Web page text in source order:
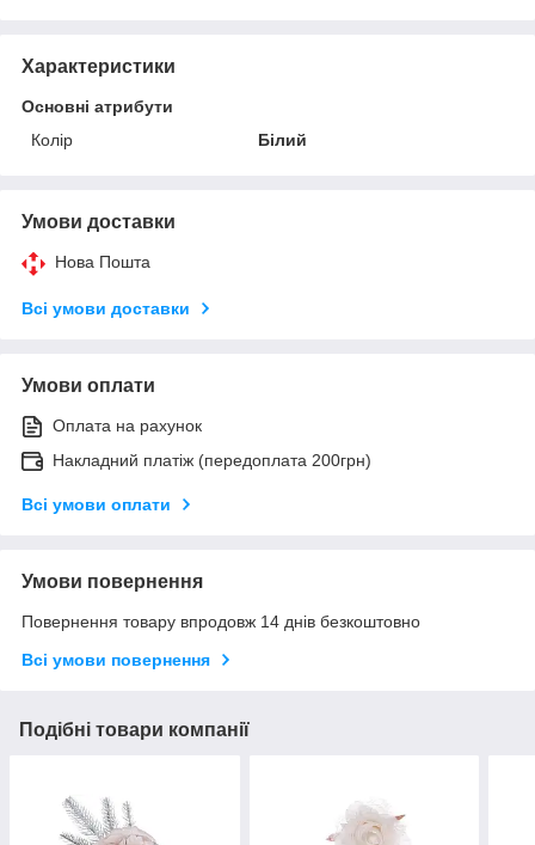
Характеристики
Основні атрибути
Колір
Білий
Умови доставки
Нова Пошта
Всі умови доставки
Умови оплати
Оплата на рахунок
Накладний платіж (передоплата 200грн)
Всі умови оплати
Умови повернення
Повернення товару впродовж 14 днів безкоштовно
Всі умови повернення
Подібні товари компанії